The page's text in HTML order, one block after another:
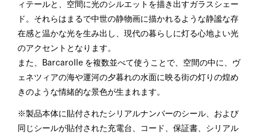
ィテールと、空間に光のシルエットを描き出すガラスシェー
ド。それらはまるで中世の静物画に描かれるような静謐な存
在感と温かな光を生み出し、現代の暮らしに灯る心地よい光
のアクセントとなります。
また、Barcarolle を複数並べて使うことで、空間の中に、ヴ
ェネツィアの海や運河の夕暮れの水面に映る街の灯りの煌め
きのような情緒的な景色が生まれます。
※製品本体に貼付されたシリアルナンバーのシール、および
同じシールが貼付された充電台、コード、保証書、シリアル